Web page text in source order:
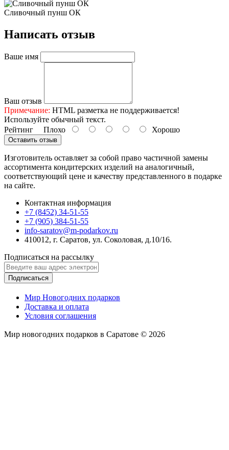
Сливочный пунш ОК
Написать отзыв
Ваше имя
Ваш отзыв
Примечание: HTML разметка не поддерживается!
Используйте обычный текст.
Рейтинг Плохо Хорошо
Оставить отзыв
Изготовитель оставляет за собой право частичной замены
ассортимента кондитерских изделий на аналогичный,
соответствующий цене и качеству представленного в подарке
на сайте.
Контактная информация
+7 (8452) 34-51-55
+7 (905) 384-51-55
info-saratov@m-podarkov.ru
410012, г. Саратов, ул. Соколовая, д.10/16.
Подписаться на рассылку
Подписаться
Мир Новогодних подарков
Доставка и оплата
Условия соглашения
Мир новогодних подарков в Саратове © 2026